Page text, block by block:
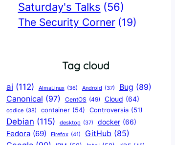
Saturday's Talks (56)
The Security Corner (19)
Tag cloud
ai (112) AlmaLinux (36) Android (37) Bug (89)
Canonical (97) CentOS (49) Cloud (64)
codice (38) container (54) Controversia (51)
Debian (115) desktop (37) docker (66)
Fedora (69) Firefox (41) GitHub (85)